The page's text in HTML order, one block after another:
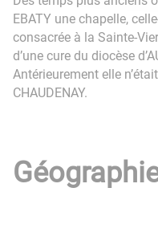
EBATY une chapelle,
consacrée à la Sainte-
d’une cure du diocèse
Antérieurement elle
CHAUDENAY.